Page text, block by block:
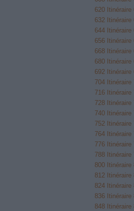
620 Itinéraire
632 Itinéraire
644 Itinéraire
656 Itinéraire
668 Itinéraire
680 Itinéraire
692 Itinéraire
704 Itinéraire
716 Itinéraire
728 Itinéraire
740 Itinéraire
752 Itinéraire
764 Itinéraire
776 Itinéraire
788 Itinéraire
800 Itinéraire
812 Itinéraire
824 Itinéraire
836 Itinéraire
848 Itinéraire